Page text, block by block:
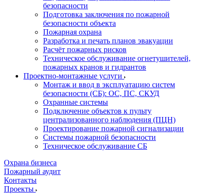
безопасности
Подготовка заключения по пожарной
безопасности объекта
Пожарная охрана
Разработка и печать планов эвакуации
Расчёт пожарных рисков
Техническое обслуживание огнетушителей,
пожарных кранов и гидрантов
Проектно-монтажные услуги
Монтаж и ввод в эксплуатацию систем
безопасности (СБ): ОС, ПС, СКУД
Охранные системы
Подключение объектов к пульту
централизованного наблюдения (ПЦН)
Проектирование пожарной сигнализации
Системы пожарной безопасности
Техническое обслуживание СБ
Охрана бизнеса
Пожарный аудит
Контакты
Проекты